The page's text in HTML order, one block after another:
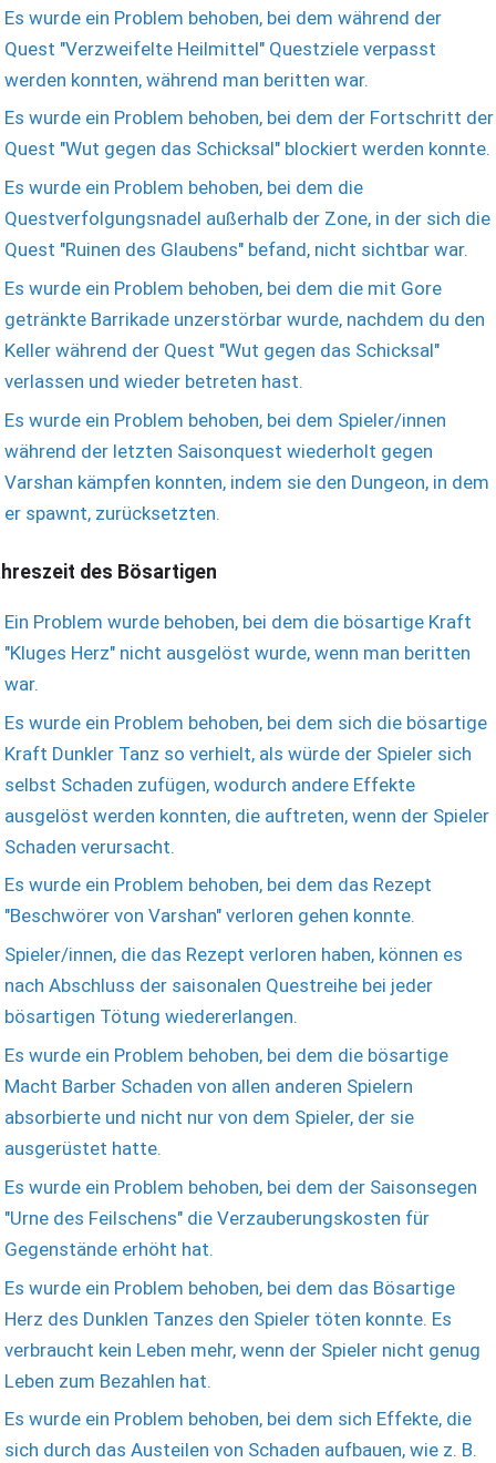
Es wurde ein Problem behoben, bei dem während der
Quest "Verzweifelte Heilmittel" Questziele verpasst
werden konnten, während man beritten war.
Es wurde ein Problem behoben, bei dem der Fortschritt der
Quest "Wut gegen das Schicksal" blockiert werden konnte.
Es wurde ein Problem behoben, bei dem die
Questverfolgungsnadel außerhalb der Zone, in der sich die
Quest "Ruinen des Glaubens" befand, nicht sichtbar war.
Es wurde ein Problem behoben, bei dem die mit Gore
getränkte Barrikade unzerstörbar wurde, nachdem du den
Keller während der Quest "Wut gegen das Schicksal"
verlassen und wieder betreten hast.
Es wurde ein Problem behoben, bei dem Spieler/innen
während der letzten Saisonquest wiederholt gegen
Varshan kämpfen konnten, indem sie den Dungeon, in dem
er spawnt, zurücksetzten.
des Bösartigen
Ein Problem wurde behoben, bei dem die bösartige Kraft
"Kluges Herz" nicht ausgelöst wurde, wenn man beritten
war.
Es wurde ein Problem behoben, bei dem sich die bösartige
Kraft Dunkler Tanz so verhielt, als würde der Spieler sich
selbst Schaden zufügen, wodurch andere Effekte
ausgelöst werden konnten, die auftreten, wenn der Spieler
Schaden verursacht.
Es wurde ein Problem behoben, bei dem das Rezept
"Beschwörer von Varshan" verloren gehen konnte.
Spieler/innen, die das Rezept verloren haben, können es
nach Abschluss der saisonalen Questreihe bei jeder
bösartigen Tötung wiedererlangen.
Es wurde ein Problem behoben, bei dem die bösartige
Macht Barber Schaden von allen anderen Spielern
absorbierte und nicht nur von dem Spieler, der sie
ausgerüstet hatte.
Es wurde ein Problem behoben, bei dem der Saisonsegen
"Urne des Feilschens" die Verzauberungskosten für
Gegenstände erhöht hat.
Es wurde ein Problem behoben, bei dem das Bösartige
Herz des Dunklen Tanzes den Spieler töten konnte. Es
verbraucht kein Leben mehr, wenn der Spieler nicht genug
Leben zum Bezahlen hat.
Es wurde ein Problem behoben, bei dem sich Effekte, die
sich durch das Austeilen von Schaden aufbauen, wie z. B.